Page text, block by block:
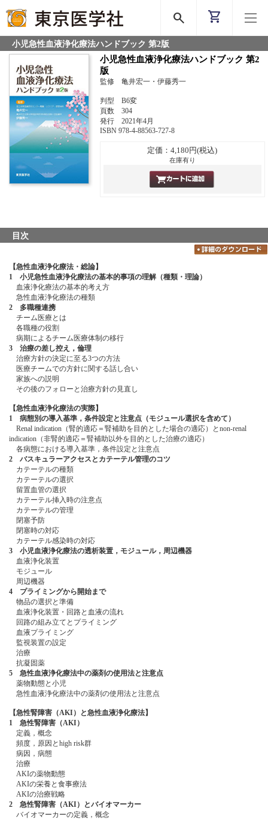
search shopping_cart
小児急性血液浄化療法ハンドブック 第2版
小児急性血液浄化療法ハンドブック 第2
版
監修 亀井宏一・伊藤秀一
判型 B6変
頁数 304
発行 2021年4月
ISBN 978-4-88563-727-8
定価：4,180円(税込)
在庫有り
目次
【急性血液浄化療法・総論】
1 小児急性血液浄化療法の基本的事項の理解（種類・理論）
血液浄化療法の基本的考え方
急性血液浄化療法の種類
2 多職種連携
チーム医療とは
各職種の役割
病期によるチーム医療体制の移行
3 治療の差し控え，倫理
治療方針の決定に至る3つの方法
医療チームでの方針に関する話し合い
家族への説明
その後のフォローと治療方針の見直し
【急性血液浄化療法の実際】
1 病態別の導入基準，条件設定と注意点（モジュール選択を含めて）
Renal indication（腎的適応＝腎補助を目的とした場合の適応）とnon-renal
indication（非腎的適応＝腎補助以外を目的とした治療の適応）
各病態における導入基準，条件設定と注意点
2 バスキュラーアクセスとカテーテル管理のコツ
カテーテルの種類
カテーテルの選択
留置血管の選択
カテーテル挿入時の注意点
カテーテルの管理
閉塞予防
閉塞時の対応
カテーテル感染時の対応
3 小児血液浄化療法の透析装置，モジュール，周辺機器
血液浄化装置
モジュール
周辺機器
4 プライミングから開始まで
物品の選択と準備
血液浄化装置・回路と血液の流れ
回路の組み立てとプライミング
血液プライミング
監視装置の設定
治療
抗凝固薬
5 急性血液浄化療法中の薬剤の使用法と注意点
薬物動態と小児
急性血液浄化療法中の薬剤の使用法と注意点
【急性腎障害（AKI）と急性血液浄化療法】
1 急性腎障害（AKI）
定義，概念
頻度，原因とhigh risk群
病因，病態
治療
AKIの薬物動態
AKIの栄養と食事療法
AKIの治療戦略
2 急性腎障害（AKI）とバイオマーカー
バイオマーカーの定義，概念